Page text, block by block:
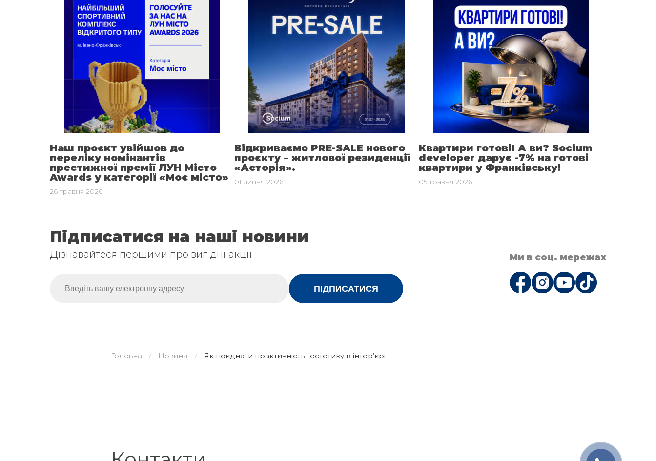
Наш проєкт увійшов до
переліку номінантів
престижної премії ЛУН Місто
Awards у категорії «Моє місто»
26 травня 2026
Відкриваємо PRE-SALE нового
проєкту – житлової резиденції
«Асторія».
01 липня 2026
Квартири готові! А ви? Socium
developer дарує -7% на готові
квартири у Франківську!
05 травня 2026
Підписатися на наші новини
Дізнавайтеся першими про вигідні акції
ПІДПИСАТИСЯ
Ми в соц. мережах
Головна Новини Як поєднати практичність і естетику в інтер’єрі